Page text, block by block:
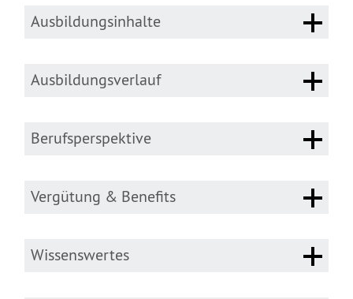
Ausbildungsinhalte
Ausbildungsverlauf
Berufsperspektive
Vergütung & Benefits
Wissenswertes